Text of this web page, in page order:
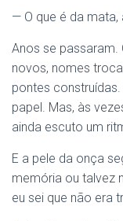
— O que é da mata,
Anos se passaram.
novos, nomes
pontes construídas.
papel. Mas, às
ainda escuto um
E a pele da onça
memória ou talvez
eu sei que não era